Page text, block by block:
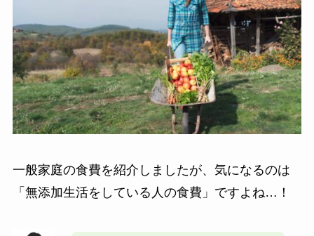
一般家庭の食費を紹介しましたが、気になるのは
「無添加生活をしている人の食費」ですよね…！